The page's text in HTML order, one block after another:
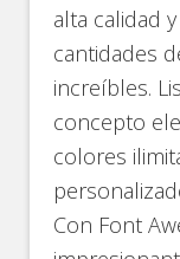
alta calidad
cantidades
increíbles.
concepto
colores
Con Font